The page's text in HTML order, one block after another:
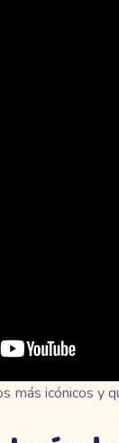
más icónicos y